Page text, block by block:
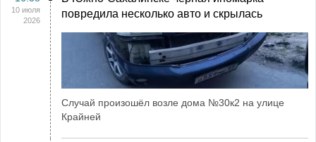
10 июля
2026
повредила несколько авто и скрылась
Случай произошёл возле дома №30к2 на улице
Крайней